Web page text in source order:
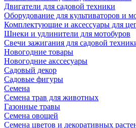
Двигатели для садовой техники
Оборудование для культиваторов и
Комплектующие и аксессуары для
Шнеки и удлинители для мотобуров
Свечи зажигания для садовой
Новогодние товары
Новогодние акссесуары
Садовый декор
Садовые фигуры
Семена
Семена трав для животных
Газонные травы
Семена овощей
Семена цветов и декоративных